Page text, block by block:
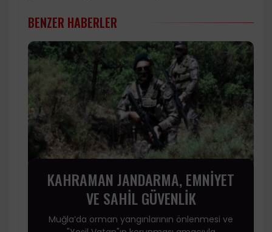
BENZER HABERLER
KAHRAMAN JANDARMA, EMNİYET
VE SAHİL GÜVENLİK
Muğla’da orman yangınlarının önlenmesi ve